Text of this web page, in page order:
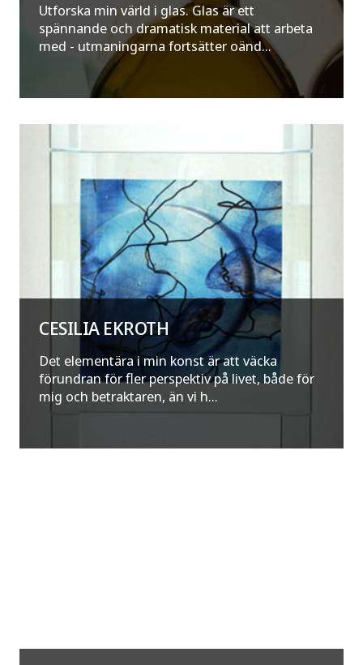
Utforska min värld i glas. Glas är ett
spännande och dramatisk material att arbeta
med - utmaningarna fortsätter oänd...
CESILIA EKROTH
Det elementära i min konst är att väcka
förundran för fler perspektiv på livet, både för
mig och betraktaren, än vi h...